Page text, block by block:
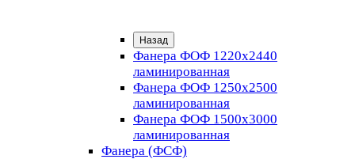
Назад
Фанера ФОФ 1220x2440
ламинированная
Фанера ФОФ 1250x2500
ламинированная
Фанера ФОФ 1500x3000
ламинированная
Фанера (ФСФ)